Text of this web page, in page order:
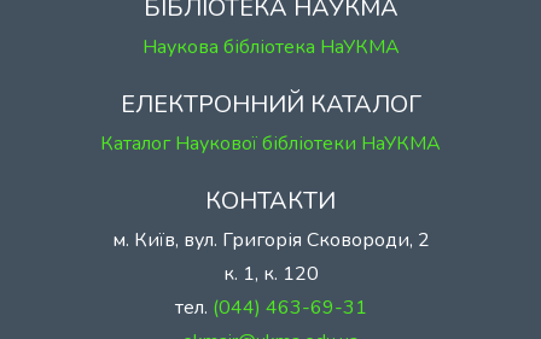
БІБЛІОТЕКА НАУКМА
Наукова бібліотека НаУКМА
ЕЛЕКТРОННИЙ КАТАЛОГ
Каталог Наукової бібліотеки НаУКМА
КОНТАКТИ
м. Київ, вул. Григорія Сковороди, 2
к. 1, к. 120
тел. (044) 463-69-31